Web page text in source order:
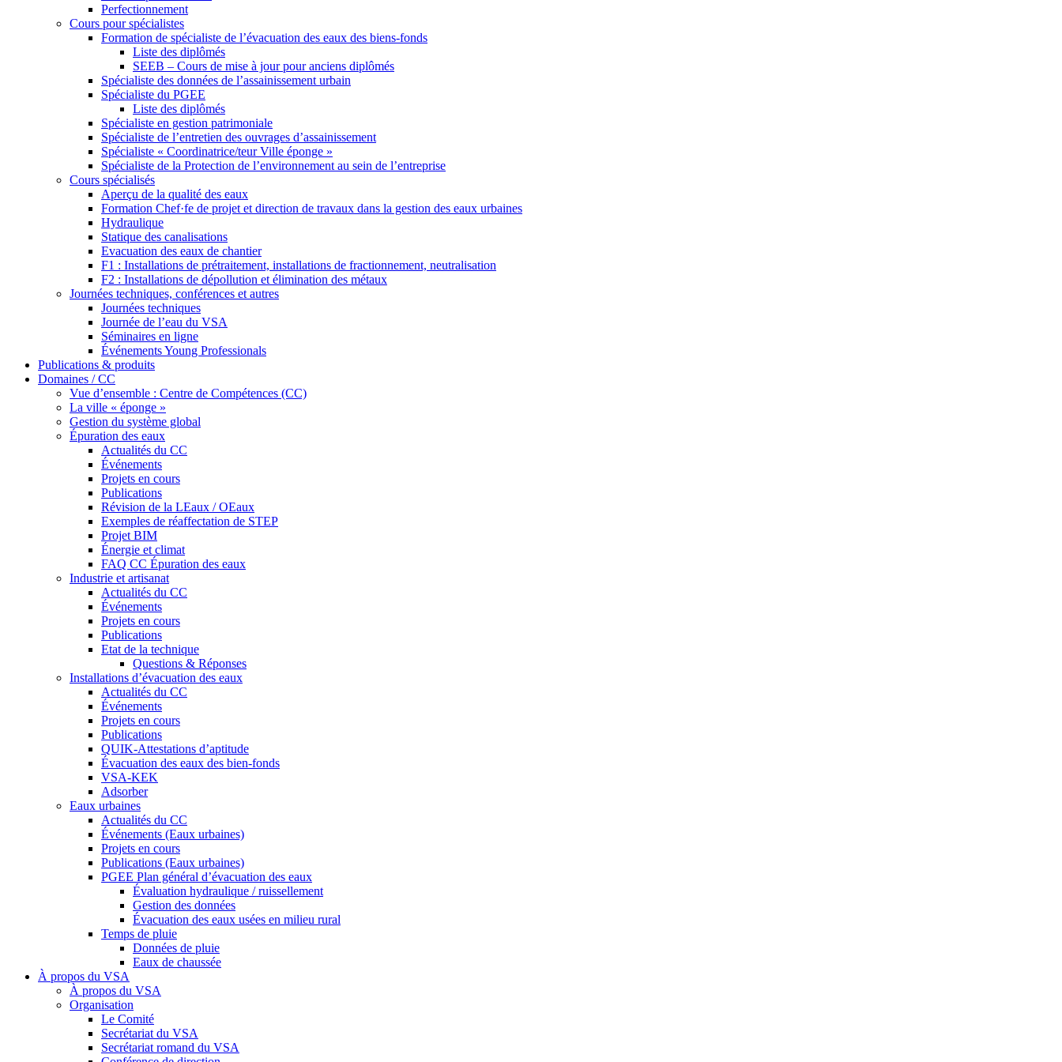
Perfectionnement
Cours pour spécialistes
Formation de spécialiste de l’évacuation des eaux des biens-fonds
Liste des diplômés
SEEB – Cours de mise à jour pour anciens diplômés
Spécialiste des données de l’assainissement urbain
Spécialiste du PGEE
Liste des diplômés
Spécialiste en gestion patrimoniale
Spécialiste de l’entretien des ouvrages d’assainissement
Spécialiste « Coordinatrice/teur Ville éponge »
Spécialiste de la Protection de l’environnement au sein de l’entreprise
Cours spécialisés
Aperçu de la qualité des eaux
Formation Chef·fe de projet et direction de travaux dans la gestion des eaux urbaines
Hydraulique
Statique des canalisations
Evacuation des eaux de chantier
F1 : Installations de prétraitement, installations de fractionnement, neutralisation
F2 : Installations de dépollution et élimination des métaux
Journées techniques, conférences et autres
Journées techniques
Journée de l’eau du VSA
Séminaires en ligne
Événements Young Professionals
Publications & produits
Domaines / CC
Vue d’ensemble : Centre de Compétences (CC)
La ville « éponge »
Gestion du système global
Épuration des eaux
Actualités du CC
Événements
Projets en cours
Publications
Révision de la LEaux / OEaux
Exemples de réaffectation de STEP
Projet BIM
Énergie et climat
FAQ CC Épuration des eaux
Industrie et artisanat
Actualités du CC
Événements
Projets en cours
Publications
Etat de la technique
Questions & Réponses
Installations d’évacuation des eaux
Actualités du CC
Événements
Projets en cours
Publications
QUIK-Attestations d’aptitude
Évacuation des eaux des bien-fonds
VSA-KEK
Adsorber
Eaux urbaines
Actualités du CC
Événements (Eaux urbaines)
Projets en cours
Publications (Eaux urbaines)
PGEE Plan général d’évacuation des eaux
Évaluation hydraulique / ruissellement
Gestion des données
Évacuation des eaux usées en milieu rural
Temps de pluie
Données de pluie
Eaux de chaussée
À propos du VSA
À propos du VSA
Organisation
Le Comité
Secrétariat du VSA
Secrétariat romand du VSA